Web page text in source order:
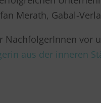
Merath, Gabal-
NachfolgerInnen vor
aus der inneren